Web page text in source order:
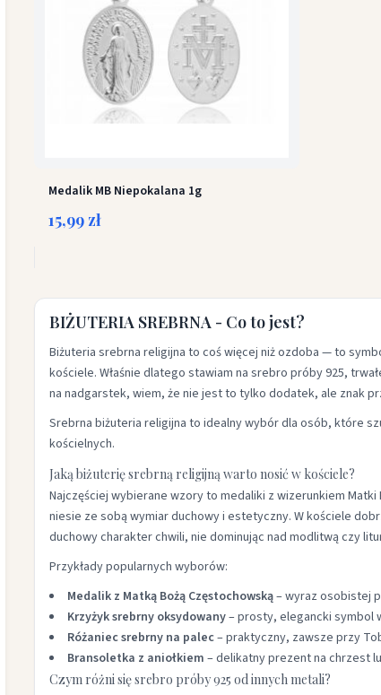
Medalik MB Niepokalana 1g
15,99 zł
BIŻUTERIA SREBRNA - Co to jest?
Biżuteria srebrna religijna to coś więcej niż ozdoba — to
kościele. Właśnie dlatego stawiam na srebro próby 925,
na nadgarstek, wiem, że nie jest to tylko dodatek, ale znak
Srebrna biżuteria religijna to idealny wybór dla osób, które
kościelnych.
Jaką biżuterię srebrną religijną warto nosić w kościele?
Najczęściej wybierane wzory to medaliki z wizerunkiem
niesie ze sobą wymiar duchowy i estetyczny. W kościele
duchowy charakter chwili, nie dominując nad modlitwą czy
Przykłady popularnych wyborów:
Medalik z Matką Bożą Częstochowską– wyraz osobistej
Krzyżyk srebrny oksydowany– prosty, elegancki symbol
Różaniec srebrny na palec– praktyczny, zawsze przy
Bransoletka z aniołkiem – delikatny prezent na chrzest
Czym różni się srebro próby 925 od innych metali?